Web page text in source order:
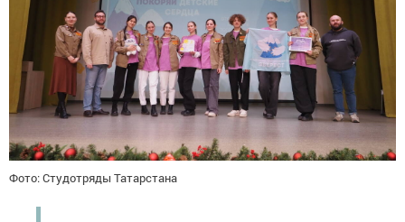
Фото: Студотряды Татарстана